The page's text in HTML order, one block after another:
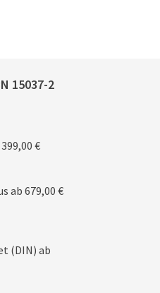
15037-2
€
ab 679,00 €
(DIN) ab